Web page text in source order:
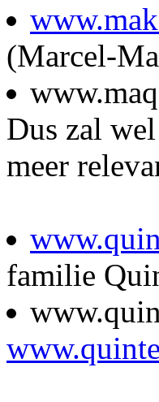
(Marcel-
Dus zal
meer
familie